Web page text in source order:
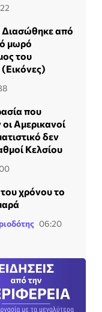
Διασώθηκε από
μωρό
του
που
Αμερικανοί
δεν
Κελσίου
χρόνου το
06:20